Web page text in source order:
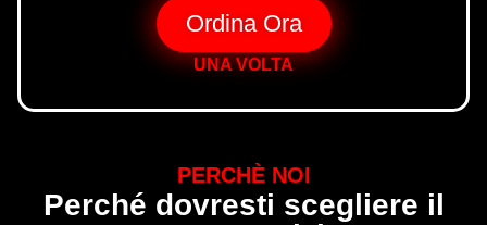
Ordina Ora
UNA VOLTA
PERCHÈ NOI
Perché dovresti scegliere il